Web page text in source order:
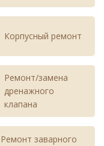
360 - 960
и доз
640 - 1440
360 - 960
Корпусный ремонт
Ремонт/замена
дренажного
клапана
Ремонт заварного